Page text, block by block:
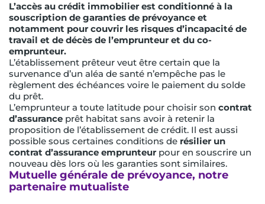
L’accès au crédit immobilier est conditionné à la
souscription de garanties de prévoyance et
notamment pour couvrir les risques d’incapacité de
travail et de décès de l’emprunteur et du co-
emprunteur.
L’établissement prêteur veut être certain que la
survenance d’un aléa de santé n’empêche pas le
règlement des échéances voire le paiement du solde
du prêt.
L’emprunteur a toute latitude pour choisir son contrat
d’assurance prêt habitat sans avoir à retenir la
proposition de l’établissement de crédit. Il est aussi
possible sous certaines conditions de résilier un
contrat d’assurance emprunteur pour en souscrire un
nouveau dès lors où les garanties sont similaires.
Mutuelle générale de prévoyance, notre
partenaire mutualiste